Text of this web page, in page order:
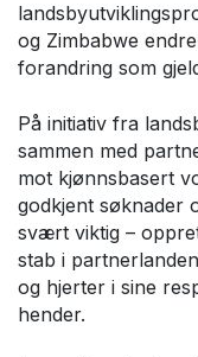
og Zimbabwe
forandring som
På initiativ fra
sammen med
mot kjønnsbasert
godkjent søknader
svært viktig –
stab i
og hjerter i sine
hender.